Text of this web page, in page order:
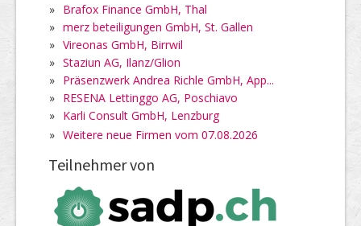
» Brafox Finance GmbH, Thal
» merz beteiligungen GmbH, St. Gallen
» Vireonas GmbH, Birrwil
» Staziun AG, Ilanz/Glion
» Präsenzwerk Andrea Richle GmbH, App...
» RESENA Lettinggo AG, Poschiavo
» Karli Consult GmbH, Lenzburg
» Weitere neue Firmen vom 07.08.2026
Teilnehmer von